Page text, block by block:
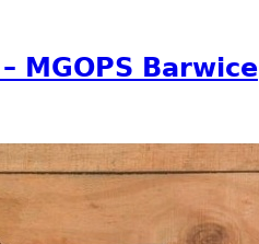
MGOPS Barwice